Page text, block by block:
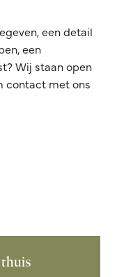
een detail
een
Wij staan open
contact met ons